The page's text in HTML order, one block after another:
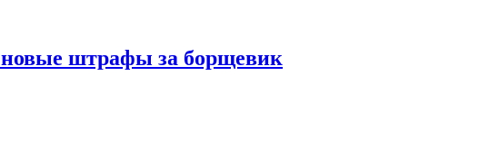
штрафы за борщевик